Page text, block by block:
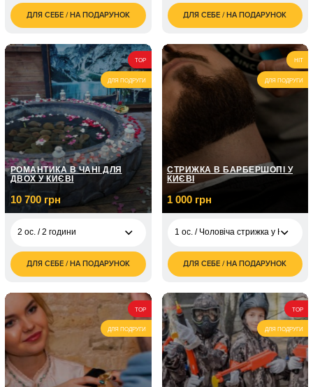
1 400
грн
ДЛЯ СЕБЕ / НА ПОДАРУНОК
700
грн
1 ос. / Курс з вокалу /
8 занять по 1 годині
5 050
грн
1 ос. / Курс вокалу /
12 занять по 1
годині
7 150
ДЛЯ СЕБЕ / НА ПОДАРУНОК
TOP
ДЛЯ ПОДРУГИ
РОМАНТИКА В ЧАНІ ДЛЯ
ДВОХ У КИЄВІ
10 700 грн
2 ос. / 2 години
10 700
грн
ДЛЯ СЕБЕ / НА ПОДАРУНОК
HIT
ДЛЯ ПОДРУГИ
СТРИЖКА В БАРБЕРШОПІ У
КИЄВІ
1 000 грн
1 ос. / Чоловіча стрижка у Києві/
1 ос. / Чоловіча
стрижка у Києві/ До 1
1 000
1 ос. / Моделювання
бороди та вус у
Києві/30 хвилин
500
грн
1 ос. / Королівське
гоління
небезпечною
бритвою у Києві/75
1 500
грн
ДЛЯ СЕБЕ / НА ПОДАРУНОК
TOP
ДЛЯ ПОДРУГИ
TOP
ДЛЯ ПОДРУГИ